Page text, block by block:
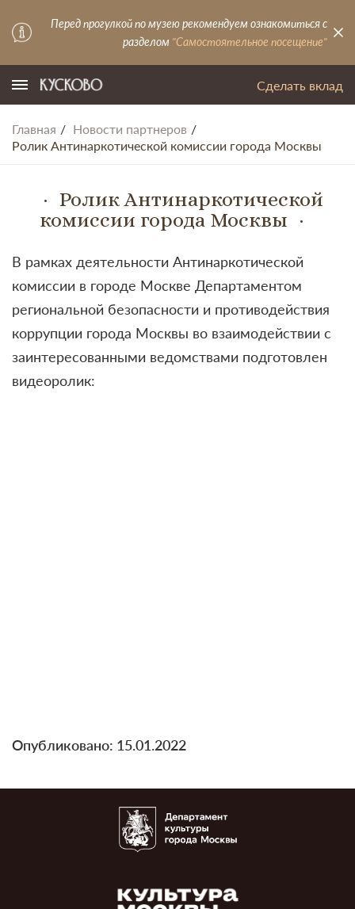
Перед прогулкой по музею рекомендуем ознакомиться с
разделом "Самостоятельное посещение"
Сделать вклад
Главная
Новости партнеров
Ролик Антинаркотической комиссии города Москвы
Ролик Антинаркотической
комиссии города Москвы
В рамках деятельности Антинаркотической
комиссии в городе Москве Департаментом
региональной безопасности и противодействия
коррупции города Москвы во взаимодействии с
заинтересованными ведомствами подготовлен
видеоролик:
Опубликовано: 15.01.2022